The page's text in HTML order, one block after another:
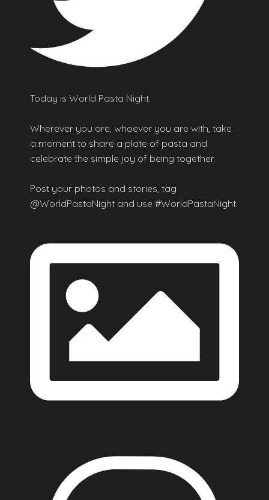
Today is World Pasta Night.
Wherever you are, whoever you are with, take
a moment to share a plate of pasta and
celebrate the simple joy of being together.
Post your photos and stories, tag
@WorldPastaNight and use #WorldPastaNight.